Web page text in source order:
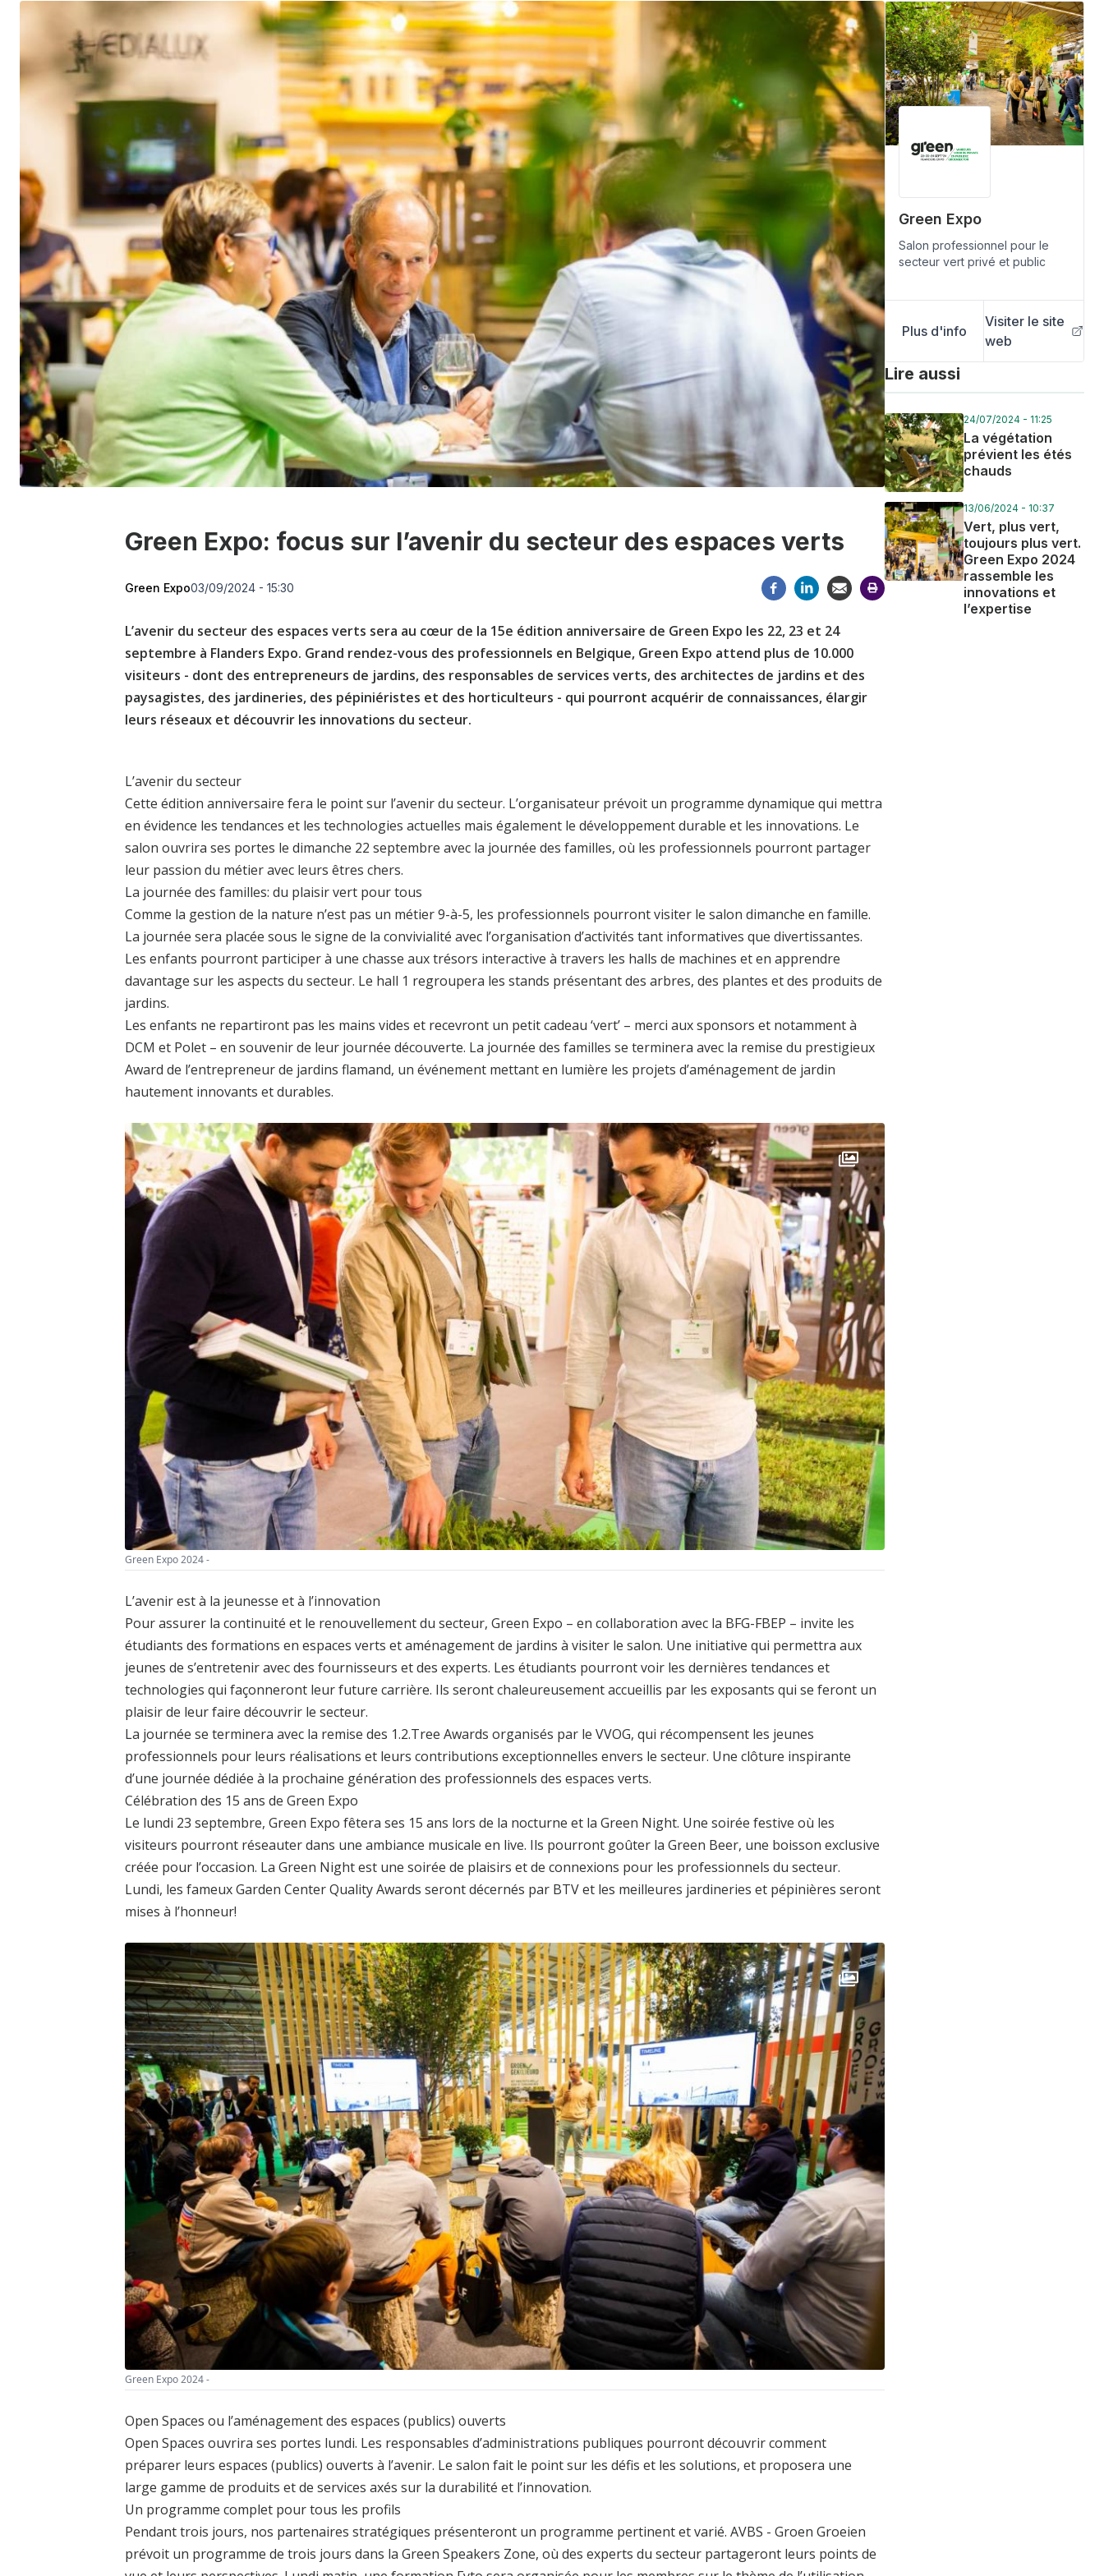
Green Expo: focus sur l’avenir du secteur des espaces verts
Green Expo03/09/2024 - 15:30
L’avenir du secteur des espaces verts sera au cœur de la 15e édition anniversaire de Green Expo les 22, 23 et 24
septembre à Flanders Expo. Grand rendez-vous des professionnels en Belgique, Green Expo attend plus de 10.000
visiteurs - dont des entrepreneurs de jardins, des responsables de services verts, des architectes de jardins et des
paysagistes, des jardineries, des pépiniéristes et des horticulteurs - qui pourront acquérir de connaissances, élargir
leurs réseaux et découvrir les innovations du secteur.
L’avenir du secteur
Cette édition anniversaire fera le point sur l’avenir du secteur. L’organisateur prévoit un programme dynamique qui mettra
en évidence les tendances et les technologies actuelles mais également le développement durable et les innovations. Le
salon ouvrira ses portes le dimanche 22 septembre avec la journée des familles, où les professionnels pourront partager
leur passion du métier avec leurs êtres chers.
La journée des familles: du plaisir vert pour tous
Comme la gestion de la nature n’est pas un métier 9-à-5, les professionnels pourront visiter le salon dimanche en famille.
La journée sera placée sous le signe de la convivialité avec l’organisation d’activités tant informatives que divertissantes.
Les enfants pourront participer à une chasse aux trésors interactive à travers les halls de machines et en apprendre
davantage sur les aspects du secteur. Le hall 1 regroupera les stands présentant des arbres, des plantes et des produits de
jardins.
Les enfants ne repartiront pas les mains vides et recevront un petit cadeau ‘vert’ – merci aux sponsors et notamment à
DCM et Polet – en souvenir de leur journée découverte. La journée des familles se terminera avec la remise du prestigieux
Award de l’entrepreneur de jardins flamand, un événement mettant en lumière les projets d’aménagement de jardin
hautement innovants et durables.
Green Expo 2024 -
L’avenir est à la jeunesse et à l’innovation
Pour assurer la continuité et le renouvellement du secteur, Green Expo – en collaboration avec la BFG-FBEP – invite les
étudiants des formations en espaces verts et aménagement de jardins à visiter le salon. Une initiative qui permettra aux
jeunes de s’entretenir avec des fournisseurs et des experts. Les étudiants pourront voir les dernières tendances et
technologies qui façonneront leur future carrière. Ils seront chaleureusement accueillis par les exposants qui se feront un
plaisir de leur faire découvrir le secteur.
La journée se terminera avec la remise des 1.2.Tree Awards organisés par le VVOG, qui récompensent les jeunes
professionnels pour leurs réalisations et leurs contributions exceptionnelles envers le secteur. Une clôture inspirante
d’une journée dédiée à la prochaine génération des professionnels des espaces verts.
Célébration des 15 ans de Green Expo
Le lundi 23 septembre, Green Expo fêtera ses 15 ans lors de la nocturne et la Green Night. Une soirée festive où les
visiteurs pourront réseauter dans une ambiance musicale en live. Ils pourront goûter la Green Beer, une boisson exclusive
créée pour l’occasion. La Green Night est une soirée de plaisirs et de connexions pour les professionnels du secteur.
Lundi, les fameux Garden Center Quality Awards seront décernés par BTV et les meilleures jardineries et pépinières seront
mises à l’honneur!
Green Expo 2024 -
Open Spaces ou l’aménagement des espaces (publics) ouverts
Open Spaces ouvrira ses portes lundi. Les responsables d’administrations publiques pourront découvrir comment
préparer leurs espaces (publics) ouverts à l’avenir. Le salon fait le point sur les défis et les solutions, et proposera une
large gamme de produits et de services axés sur la durabilité et l’innovation.
Un programme complet pour tous les profils
Pendant trois jours, nos partenaires stratégiques présenteront un programme pertinent et varié. AVBS - Groen Groeien
prévoit un programme de trois jours dans la Green Speakers Zone, où des experts du secteur partageront leurs points de
Green Expo
Salon professionnel pour le
secteur vert privé et public
Plus d'info
Visiter le site
web
Lire aussi
24/07/2024 - 11:25
La végétation
prévient les étés
chauds
13/06/2024 - 10:37
Vert, plus vert,
toujours plus vert.
Green Expo 2024
rassemble les
innovations et
l’expertise